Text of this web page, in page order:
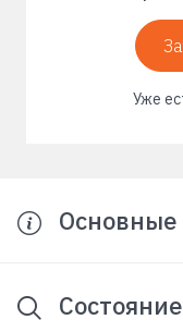
Уже
Состояние